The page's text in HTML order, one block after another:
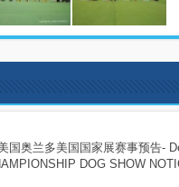
国奥兰多美国国家展赛事预告-
DOG SHOW